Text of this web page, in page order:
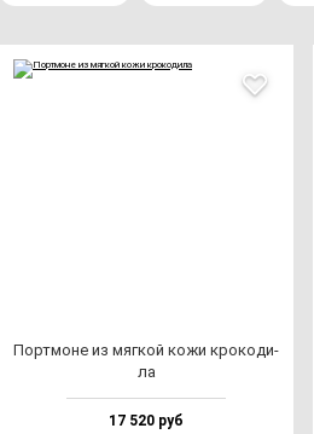
Пор­тмо­не из мяг­кой ко­жи кро­ко­ди­
ла
17 520 руб